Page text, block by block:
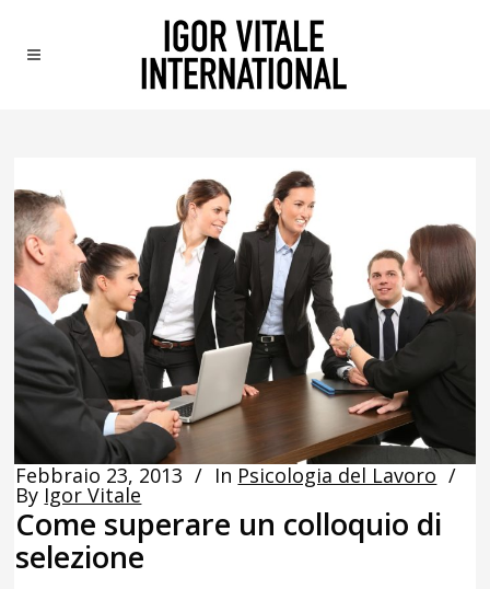
Febbraio 23, 2013 In Psicologia del Lavoro
By Igor Vitale
Come superare un colloquio di
selezione